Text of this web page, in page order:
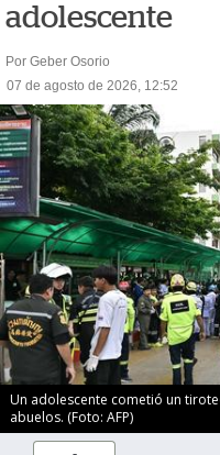
adolescente
Por Geber Osorio
07 de agosto de 2026, 12:52
Un adolescente cometió un
abuelos. (Foto: AFP)